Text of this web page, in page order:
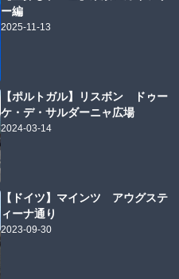
ー編
2025-11-13
【ポルトガル】リスボン ドゥー
ケ・デ・サルダーニャ広場
2024-03-14
【ドイツ】マインツ アウグステ
ィーナ通り
2023-09-30